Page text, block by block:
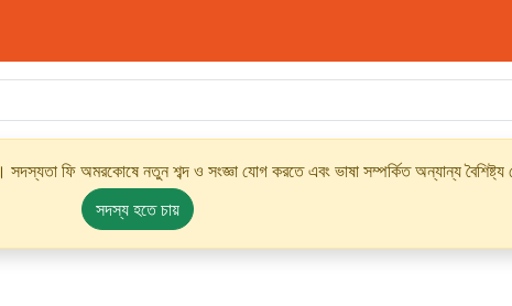
ফি অমরকোষে নতুন শব্দ ও সংজ্ঞা যোগ করতে এবং ভাষা সম্পর্কিত অন্যান্য
সদস্য হতে চায়